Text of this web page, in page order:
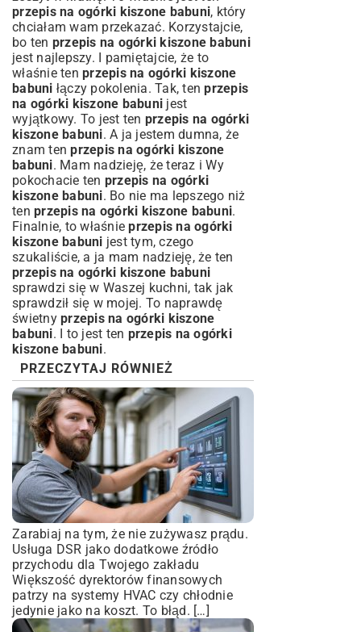
przepis na ogórki kiszone babuni, który
chciałam wam przekazać. Korzystajcie,
bo ten przepis na ogórki kiszone babuni
jest najlepszy. I pamiętajcie, że to
właśnie ten przepis na ogórki kiszone
babuni łączy pokolenia. Tak, tenprzepis
na ogórki kiszone babuni jest
wyjątkowy. To jest ten przepis na ogórki
kiszone babuni. A ja jestem dumna, że
znam tenprzepis na ogórki kiszone
babuni. Mam nadzieję, że teraz i Wy
pokochacie ten przepis na ogórki
kiszone babuni. Bo nie ma lepszego niż
ten przepis na ogórki kiszone babuni.
Finalnie, to właśnieprzepis na ogórki
kiszone babuni jest tym, czego
szukaliście, a ja mam nadzieję, że ten
przepis na ogórki kiszone babuni
sprawdzi się w Waszej kuchni, tak jak
sprawdził się w mojej. To naprawdę
świetny przepis na ogórki kiszone
babuni. I to jest ten przepis na ogórki
kiszone babuni.
PRZECZYTAJ RÓWNIEŻ
Zarabiaj na tym, że nie zużywasz prądu.
Usługa DSR jako dodatkowe źródło
przychodu dla Twojego zakładu
Większość dyrektorów finansowych
patrzy na systemy HVAC czy chłodnie
jedynie jako na koszt. To błąd. […]